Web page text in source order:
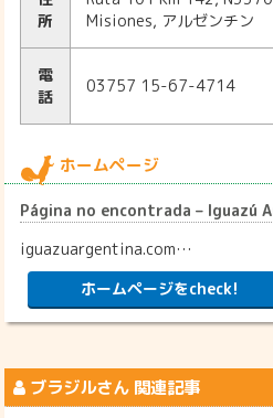
所
Misiones, アルゼンチン
電
話
03757 15-67-4714
ホームページ
Página no encontrada – Iguazú
iguazuargentina.com…
ホームページをcheck!
ブラジルさん 関連記事